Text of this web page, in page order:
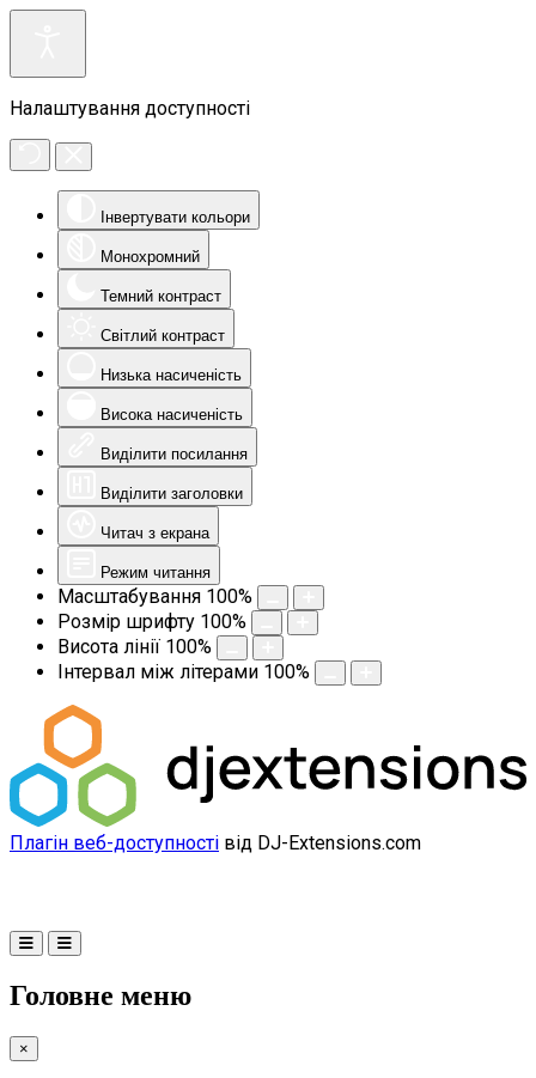
Налаштування доступності
Інвертувати кольори
Монохромний
Темний контраст
Світлий контраст
Низька насиченість
Висока насиченість
Виділити посилання
Виділити заголовки
Читач з екрана
Режим читання
Масштабування 100%
Розмір шрифту 100%
Висота лінії 100%
Інтервал між літерами 100%
Плагін веб-доступності від DJ-Extensions.com
Головне меню
×